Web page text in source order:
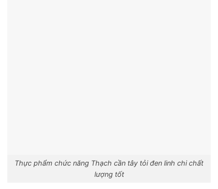
Thực phẩm chức năng Thạch cần tây tỏi đen linh chi chất
lượng tốt